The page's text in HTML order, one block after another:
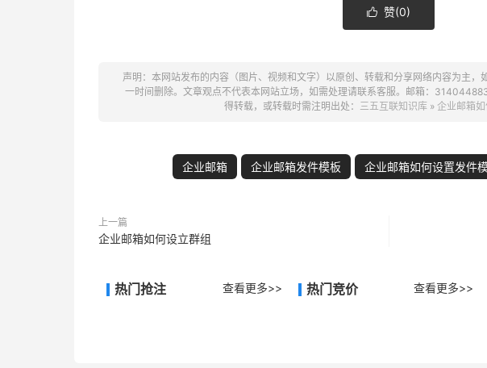
 赞(0)
声明：本网站发布的内容（图片、视频和文字）以原创、转载和分享网络内容为主，
一时间删除。文章观点不代表本网站立场，如需处理请联系客服。邮箱：
得转载，或转载时需注明出处： 三五互联知识库 » 企业邮箱
企业邮箱 企业邮箱发件模板 企业邮箱如何设置发件
上一篇
企业邮箱如何设立群组
热门抢注 查看更多>> 热门竞价 查看更多>>